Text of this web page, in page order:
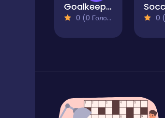
Goalkeeper - World Challenge
0 (0 Голосів) 0